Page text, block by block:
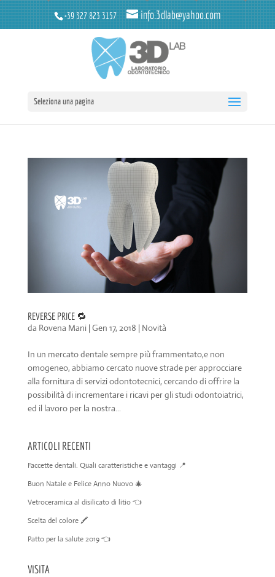
+39 327 823 3157 info.3dlab@yahoo.com
Seleziona una pagina
REVERSE PRICE 🔁
da Rovena Mani|Gen 17, 2018 | Novità
In un mercato dentale sempre più frammentato,e non
omogeneo, abbiamo cercato nuove strade per approcciare
alla fornitura di servizi odontotecnici, cercando di offrire la
possibilità di incrementare i ricavi per gli studi odontoiatrici,
ed il lavoro per la nostra...
ARTICOLI RECENTI
Faccette dentali. Quali caratteristiche e vantaggi 📍
Buon Natale e Felice Anno Nuovo 🎄
Vetroceramica al disilicato di litio 👈
Scelta del colore 🖍️
Patto per la salute 2019 👈
VISITA